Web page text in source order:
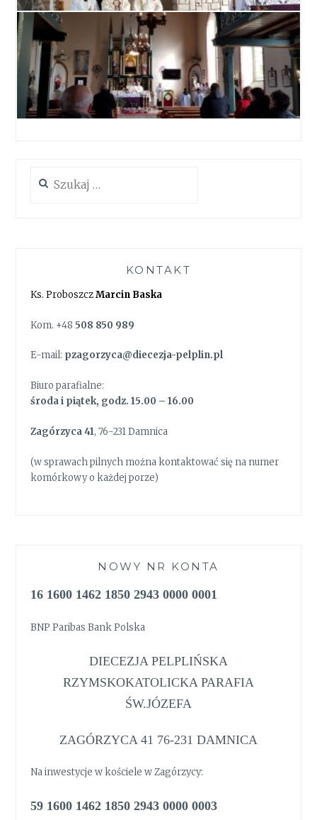
KONTAKT
Ks. ProboszczMarcin Baska
Kom. +48 508 850 989
E-mail: pzagorzyca@diecezja-pelplin.pl
Biuro parafialne:
środa i piątek, godz. 15.00 – 16.00
Zagórzyca 41, 76-231 Damnica
(w sprawach pilnych można kontaktować się na numer
komórkowy o każdej porze)
NOWY NR KONTA
16 1600 1462 1850 2943 0000 0001
BNP Paribas Bank Polska
DIECEZJA PELPLIŃSKA
RZYMSKOKATOLICKA PARAFIA
ŚW.JÓZEFA
ZAGÓRZYCA 41 76-231 DAMNICA
Na inwestycje w kościele w Zagórzycy:
59 1600 1462 1850 2943 0000 0003